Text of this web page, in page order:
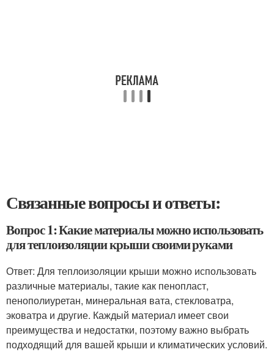
Связанные вопросы и ответы:
Вопрос 1: Какие материалы можно использовать
для теплоизоляции крыши своими руками
Ответ: Для теплоизоляции крыши можно использовать
различные материалы, такие как пенопласт,
пенополиуретан, минеральная вата, стекловатра,
эковатра и другие. Каждый материал имеет свои
преимущества и недостатки, поэтому важно выбрать
подходящий для вашей крыши и климатических условий.